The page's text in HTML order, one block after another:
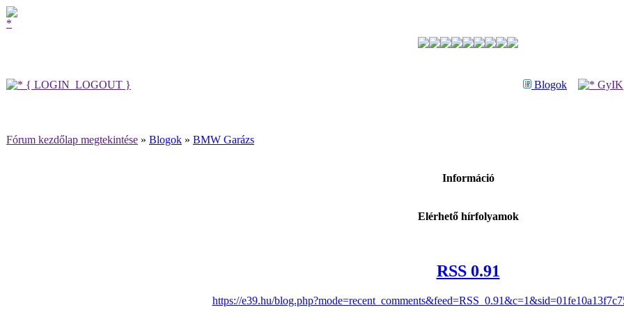
{ LOGIN_LOGOUT } Blogok GyIK
Fórum kezdőlap megtekintése » Blogok » BMW Garázs
Információ
Elérhető hírfolyamok
RSS 0.91
https://e39.hu/